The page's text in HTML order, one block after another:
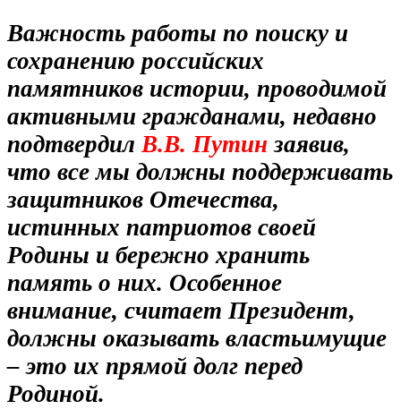
Важность работы по поиску и
сохранению российских
памятников истории, проводимой
активными гражданами, недавно
подтвердил В.В. Путин заявив,
что все мы должны поддерживать
защитников Отечества,
истинных патриотов своей
Родины и бережно хранить
память о них. Особенное
внимание, считает Президент,
должны оказывать властьимущие
– это их прямой долг перед
Родиной.